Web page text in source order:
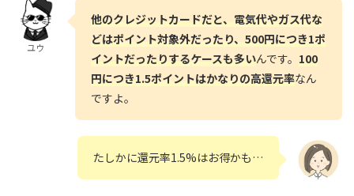
ユウ
他のクレジットカードだと、電気代やガス代な
どはポイント対象外だったり、500円につき1ポ
イントだったりするケースも多いんです。 100
円につき1.5ポイントはかなりの高還元率なん
ですよ。
たしかに還元率1.5%はお得かも…